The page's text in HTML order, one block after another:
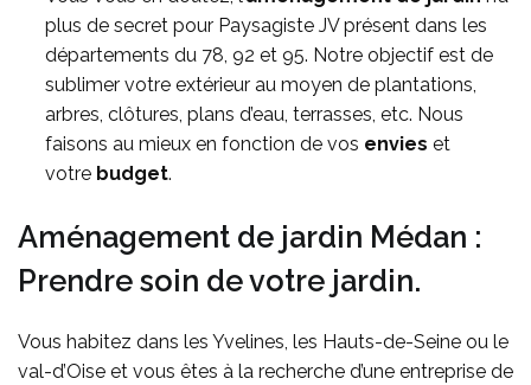
plus de secret pour Paysagiste JV présent dans les
départements du 78, 92 et 95. Notre objectif est de
sublimer votre extérieur au moyen de plantations,
arbres, clôtures, plans d’eau, terrasses, etc. Nous
faisons au mieux en fonction de vos envieset
votre budget.
Aménagement de jardin Médan :
Prendre soin de votre jardin.
Vous habitez dans les Yvelines, les Hauts-de-Seine ou le
val-d’Oise et vous êtes à la recherche d’une entreprise de